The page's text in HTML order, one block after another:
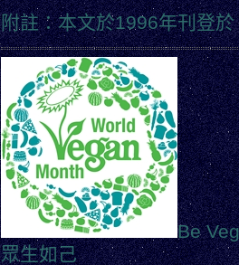
附註：本文於1996年刊登
Be
眾生如己